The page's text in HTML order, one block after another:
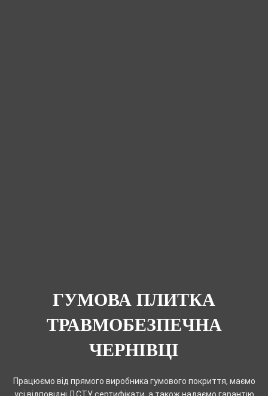
ГУМОВА ПЛИТКА
ТРАВМОБЕЗПЕЧНА
ЧЕРНІВЦІ
Працюємо від прямого виробника гумового покриття, маємо
усі відповідні ДСТУ сертифікати, а також надаємо гарантію